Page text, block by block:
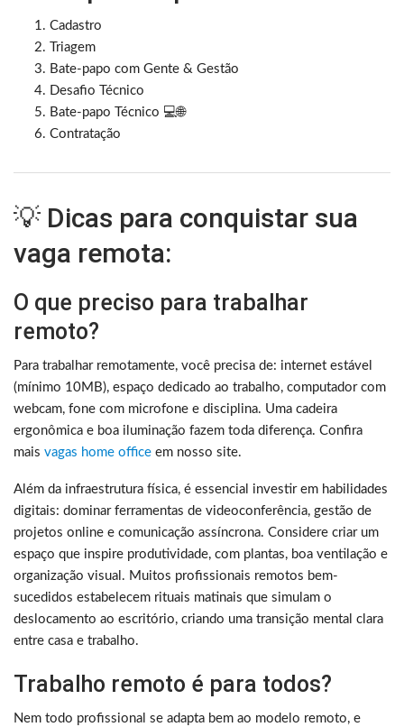
Cadastro
Triagem
Bate-papo com Gente & Gestão
Desafio Técnico
Bate-papo Técnico 💻🌐
Contratação
💡 Dicas para conquistar sua
vaga remota:
O que preciso para trabalhar
remoto?
Para trabalhar remotamente, você precisa de: internet estável
(mínimo 10MB), espaço dedicado ao trabalho, computador com
webcam, fone com microfone e disciplina. Uma cadeira
ergonômica e boa iluminação fazem toda diferença. Confira
mais vagas home office em nosso site.
Além da infraestrutura física, é essencial investir em habilidades
digitais: dominar ferramentas de videoconferência, gestão de
projetos online e comunicação assíncrona. Considere criar um
espaço que inspire produtividade, com plantas, boa ventilação e
organização visual. Muitos profissionais remotos bem-
sucedidos estabelecem rituais matinais que simulam o
deslocamento ao escritório, criando uma transição mental clara
entre casa e trabalho.
Trabalho remoto é para todos?
Nem todo profissional se adapta bem ao modelo remoto, e